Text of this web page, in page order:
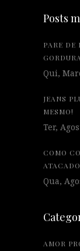
Posts
PARE DE
Qui,
JEANS
MESMO!
Ter,
COMO
Qua,
AMOR